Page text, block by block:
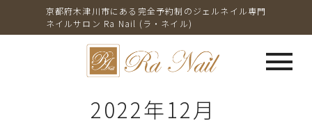
京都府木津川市にある完全予約制のジェルネイル専門
ネイルサロン Ra Nail (ラ・ネイル)
menu
2022年12月